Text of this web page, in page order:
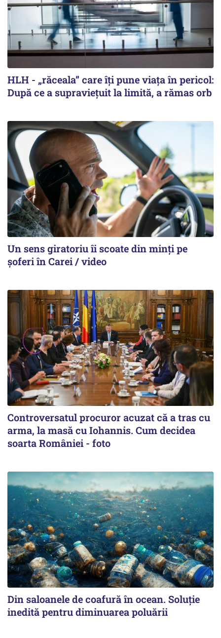
HLH - „răceala” care îți pune viața în pericol:
După ce a supraviețuit la limită, a rămas orb
Un sens giratoriu îi scoate din minți pe
șoferi în Carei / video
Controversatul procuror acuzat că a tras cu
arma, la masă cu Iohannis. Cum decidea
soarta României - foto
Din saloanele de coafură în ocean. Soluție
inedită pentru diminuarea poluării